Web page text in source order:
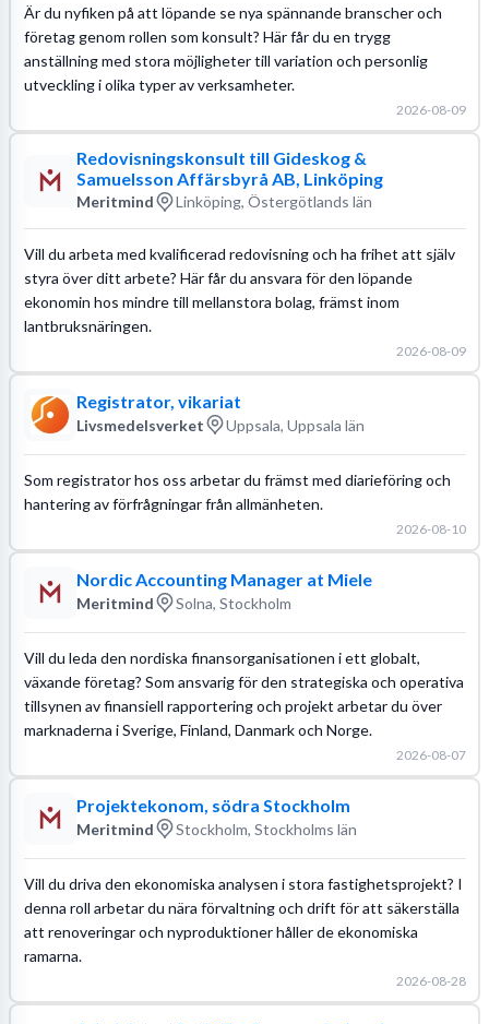
Är du nyfiken på att löpande se nya spännande branscher och
företag genom rollen som konsult? Här får du en trygg
anställning med stora möjligheter till variation och personlig
utveckling i olika typer av verksamheter.
2026-08-09
Redovisningskonsult till Gideskog &
Samuelsson Affärsbyrå AB, Linköping
Meritmind Linköping, Östergötlands län
Vill du arbeta med kvalificerad redovisning och ha frihet att själv
styra över ditt arbete? Här får du ansvara för den löpande
ekonomin hos mindre till mellanstora bolag, främst inom
lantbruksnäringen.
2026-08-09
Registrator, vikariat
Livsmedelsverket Uppsala, Uppsala län
Som registrator hos oss arbetar du främst med diarieföring och
hantering av förfrågningar från allmänheten.
2026-08-10
Nordic Accounting Manager at Miele
Meritmind Solna, Stockholm
Vill du leda den nordiska finansorganisationen i ett globalt,
växande företag? Som ansvarig för den strategiska och operativa
tillsynen av finansiell rapportering och projekt arbetar du över
marknaderna i Sverige, Finland, Danmark och Norge.
2026-08-07
Projektekonom, södra Stockholm
Meritmind Stockholm, Stockholms län
Vill du driva den ekonomiska analysen i stora fastighetsprojekt? I
denna roll arbetar du nära förvaltning och drift för att säkerställa
att renoveringar och nyproduktioner håller de ekonomiska
ramarna.
2026-08-28